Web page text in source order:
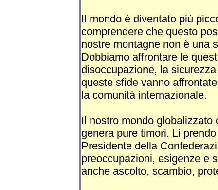
Il mondo è diventato più
comprendere che questo
nostre montagne non è una
Dobbiamo affrontare le
disoccupazione, la
queste sfide vanno
la comunità internazionale.
Il nostro mondo
genera pure timori. Li
Presidente della
preoccupazioni, esigenze e
anche ascolto, scambio,